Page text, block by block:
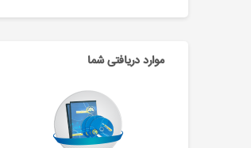
موارد دریافتی شما